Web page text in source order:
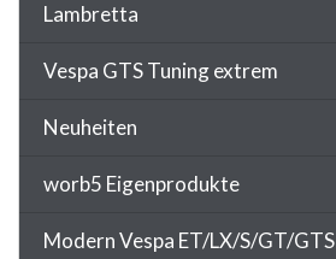
Lambretta
Vespa GTS Tuning extrem
Neuheiten
worb5 Eigenprodukte
Modern Vespa ET/LX/S/GT/GTS